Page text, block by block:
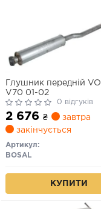
Глушник передній
V70 01-02
0 відгуків
2 676 ₴
завтра
закінчується
Артикул:
BOSAL
КУПИТИ